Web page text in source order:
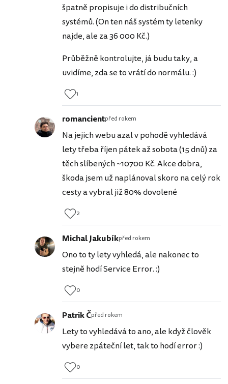
špatně propisuje i do distribučních
systémů. (On ten náš systém ty letenky
najde, ale za 36 000 Kč.)
Průběžně kontrolujte, já budu taky, a
uvidíme, zda se to vrátí do normálu. :)
1
romancientpřed rokem
Na jejich webu azal v pohodě vyhledává
lety třeba říjen pátek až sobota (15 dnů) za
těch slíbených ~10700 Kč. Akce dobra,
škoda jsem už naplánoval skoro na celý rok
cesty a vybral již 80% dovolené
2
Michal Jakubíkpřed rokem
Ono to ty lety vyhledá, ale nakonec to
stejně hodí Service Error. :)
0
Patrik Čpřed rokem
Lety to vyhledává to ano, ale když člověk
vybere zpáteční let, tak to hodí error :)
0